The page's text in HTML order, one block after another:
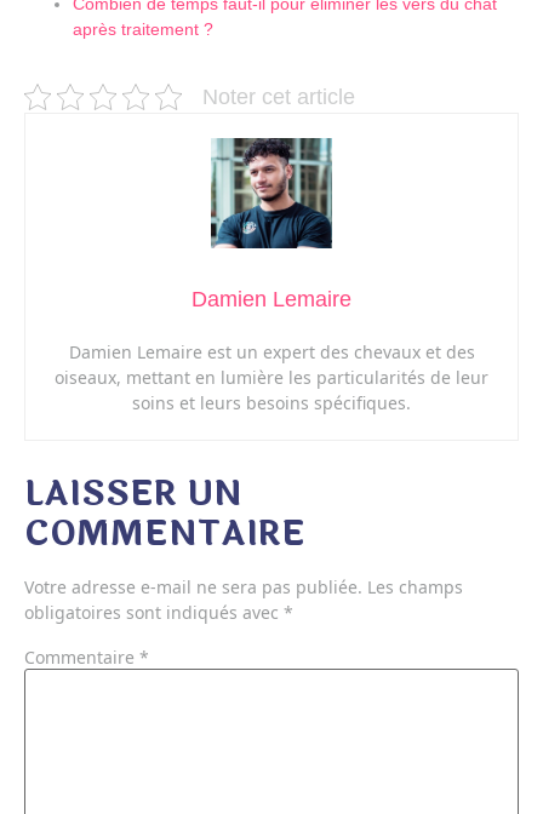
après traitement ?
Noter cet article
Damien Lemaire
Damien Lemaire est un expert des chevaux et des
oiseaux, mettant en lumière les particularités de leur
soins et leurs besoins spécifiques.
LAISSER UN
COMMENTAIRE
Votre adresse e-mail ne sera pas publiée. Les champs
obligatoires sont indiqués avec *
Commentaire *